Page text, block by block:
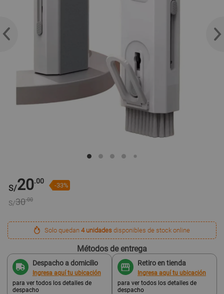
S/20.00 -33%
S/30.00
Solo quedan4 unidades disponibles de stock online
Métodos de entrega
Despacho a domicilio
Ingresa aquí tu ubicación
para ver todos los detalles de
despacho
Retiro en tienda
Ingresa aquí tu ubicación
para ver todos los detalles de
despacho